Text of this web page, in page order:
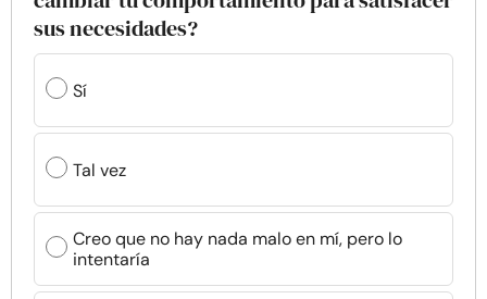
sus necesidades?
Sí
Tal vez
Creo que no hay nada malo en mí, pero lo
intentaría